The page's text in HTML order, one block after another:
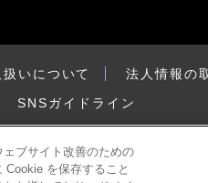
いについて 法人情報の
SNSガイドライン
ブサイト改善のための
を保存すること